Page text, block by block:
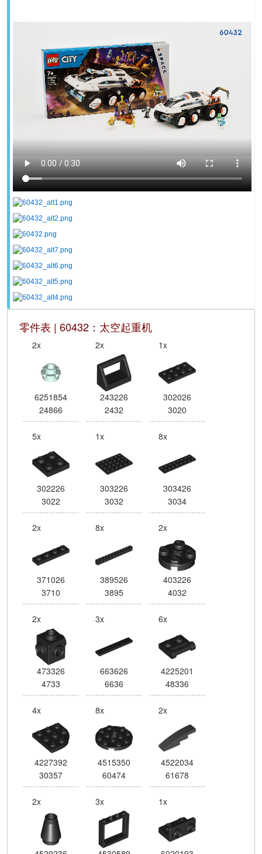
零件表 | 60432：太空起重机
2x
6251854
24866
2x
243226
2432
1x
302026
3020
5x
302226
3022
1x
303226
3032
8x
303426
3034
2x
371026
3710
8x
389526
3895
2x
403226
4032
2x
473326
4733
3x
663626
6636
6x
4225201
48336
4x
4227392
30357
8x
4515350
60474
2x
4522034
61678
2x 3x 1x